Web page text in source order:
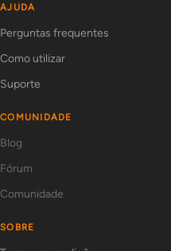
AJUDA
Perguntas frequentes
Como utilizar
Suporte
COMUNIDADE
Blog
Fórum
Comunidade
SOBRE